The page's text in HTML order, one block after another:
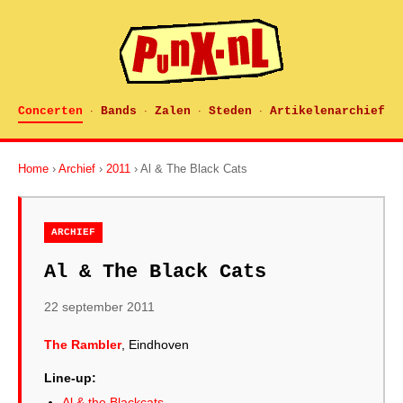
Concerten · Bands · Zalen · Steden · Artikelenarchief
Home › Archief › 2011 › Al & The Black Cats
ARCHIEF
Al & The Black Cats
22 september 2011
The Rambler, Eindhoven
Line-up: